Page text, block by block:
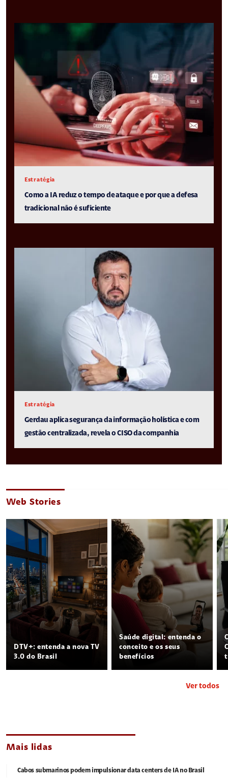
Estratégia
Como a IA reduz o tempo de ataque e por que a defesa
tradicional não é suficiente
Estratégia
Gerdau aplica segurança da informação holística e com
gestão centralizada, revela o CISO da companhia
Web Stories
DTV+: entenda a nova TV
3.0 do Brasil
Saúde digital: entenda o
conceito e os seus
benefícios
Ver todos
Mais lidas
Cabos submarinos podem impulsionar data centers de IA no Brasil